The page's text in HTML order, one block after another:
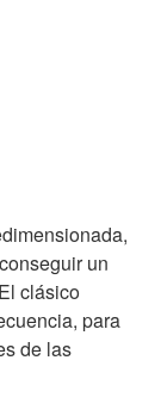
un
clásico
para
de las